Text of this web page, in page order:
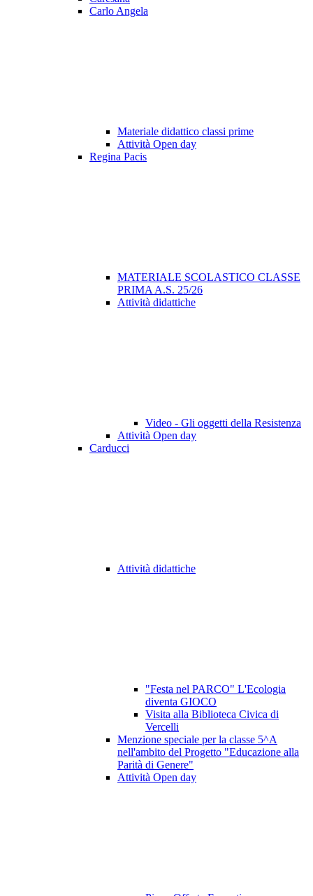
Carlo Angela
Materiale didattico classi prime
Attività Open day
Regina Pacis
MATERIALE SCOLASTICO CLASSE
PRIMA A.S. 25/26
Attività didattiche
Video - Gli oggetti della Resistenza
Attività Open day
Carducci
Attività didattiche
"Festa nel PARCO" L'Ecologia
diventa GIOCO
Visita alla Biblioteca Civica di
Vercelli
Menzione speciale per la classe 5^A
nell'ambito del Progetto "Educazione alla
Parità di Genere"
Attività Open day